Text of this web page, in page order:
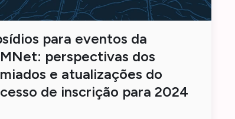
para eventos da
perspectivas dos
e atualizações do
de inscrição para 2024